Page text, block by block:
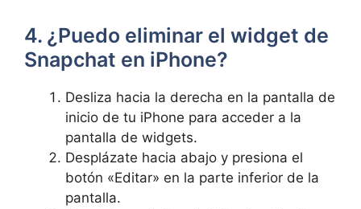
4. ¿Puedo eliminar el widget de
Snapchat en iPhone?
Desliza hacia ​la derecha en la pantalla de
inicio de tu iPhone para acceder a la
pantalla de widgets.
Desplázate ​hacia abajo y presiona el
botón «Editar» en la​ parte inferior de ⁤la
pantalla.